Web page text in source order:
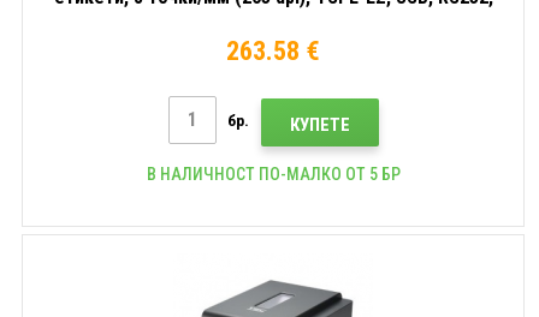
263.58 €
бр. КУПЕТЕ
В НАЛИЧНОСТ ПО-МАЛКО ОТ 5 БР